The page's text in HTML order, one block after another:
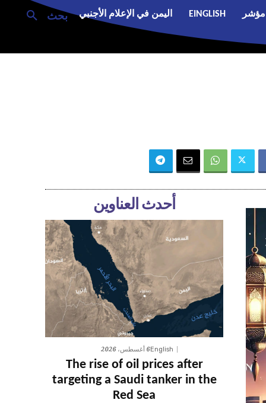
بحث مؤشر EINGLISH اليمن في الإعلام الأجنبي
أحدث العناوين
English6 أغسطس، 2026
The rise of oil prices after
targeting a Saudi tanker in the
Red Sea